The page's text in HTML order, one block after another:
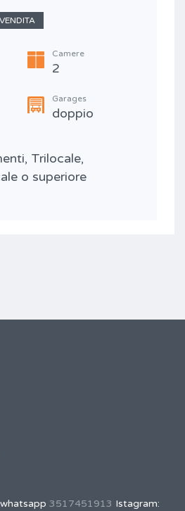
VENDITA
Camere
2
Garages
doppio
Trilocale,
o superiore
whatsapp 3517451913 Istagram: